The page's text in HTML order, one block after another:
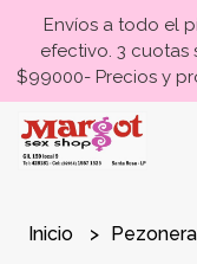
Envíos a todo el
efectivo. 3 cuotas
$99000- Precios y
Inicio